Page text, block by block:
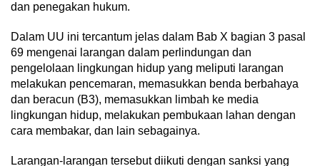
dan penegakan hukum.
Dalam UU ini tercantum jelas dalam Bab X bagian 3 pasal
69 mengenai larangan dalam perlindungan dan
pengelolaan lingkungan hidup yang meliputi larangan
melakukan pencemaran, memasukkan benda berbahaya
dan beracun (B3), memasukkan limbah ke media
lingkungan hidup, melakukan pembukaan lahan dengan
cara membakar, dan lain sebagainya.
Larangan-larangan tersebut diikuti dengan sanksi yang